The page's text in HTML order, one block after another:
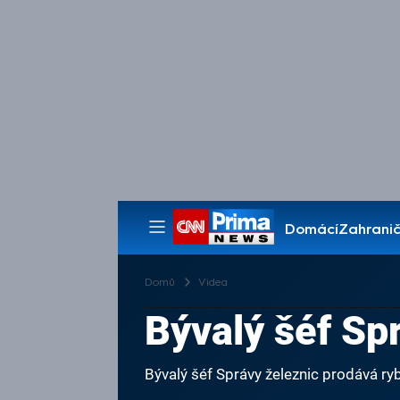
Domácí
Pořady
Domů Videa
Bývalý šéf
Bývalý šéf Správy železnic prodává